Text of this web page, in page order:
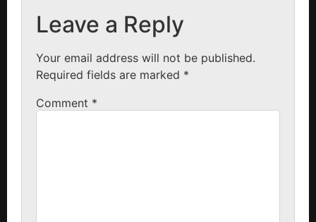
Leave a Reply
Your email address will not be published.
Required fields are marked *
Comment *